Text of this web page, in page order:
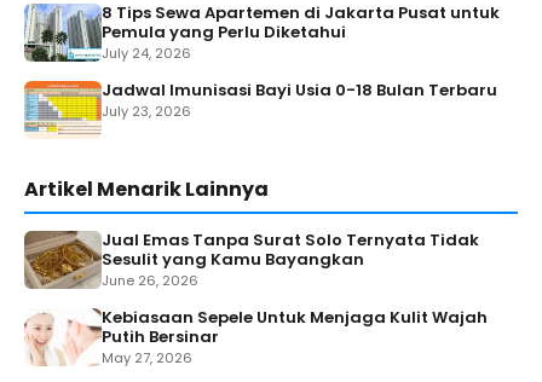
8 Tips Sewa Apartemen di Jakarta Pusat untuk
Pemula yang Perlu Diketahui
July 24, 2026
Jadwal Imunisasi Bayi Usia 0-18 Bulan Terbaru
July 23, 2026
Artikel Menarik Lainnya
Jual Emas Tanpa Surat Solo Ternyata Tidak
Sesulit yang Kamu Bayangkan
June 26, 2026
Kebiasaan Sepele Untuk Menjaga Kulit Wajah
Putih Bersinar
May 27, 2026